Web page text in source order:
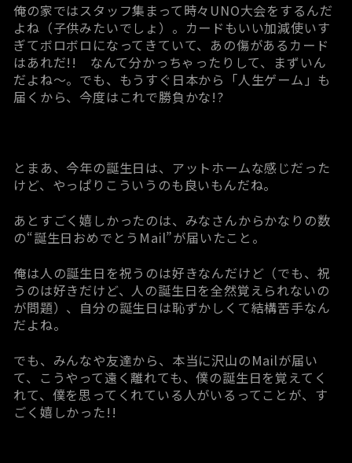
俺の家ではスタッフ集まって時々UNO大会をするんだ
よね（子供みたいでしょ）。カードもいい加減使いす
ぎてボロボロになってきていて、あの傷があるカード
はあれだ!! なんて分かっちゃったりして、まずいん
だよね～。でも、もうすぐ日本から「人生ゲーム」も
届くから、今度はこれで勝負かな!?
とまあ、今年の誕生日は、アットホームな感じだった
けど、やっぱりこういうのも良いもんだね。
あとすごく嬉しかったのは、みなさんからかなりの数
の“誕生日おめでとうMail”が届いたこと。
俺は人の誕生日を祝うのは好きなんだけど（でも、祝
うのは好きだけど、人の誕生日を全然覚えられないの
が問題）、自分の誕生日は恥ずかしくて結構苦手なん
だよね。
でも、みんなや友達から、本当に沢山のMailが届い
て、こうやって遠く離れても、僕の誕生日を覚えてく
れて、僕を思ってくれている人がいるってことが、す
ごく嬉しかった!!